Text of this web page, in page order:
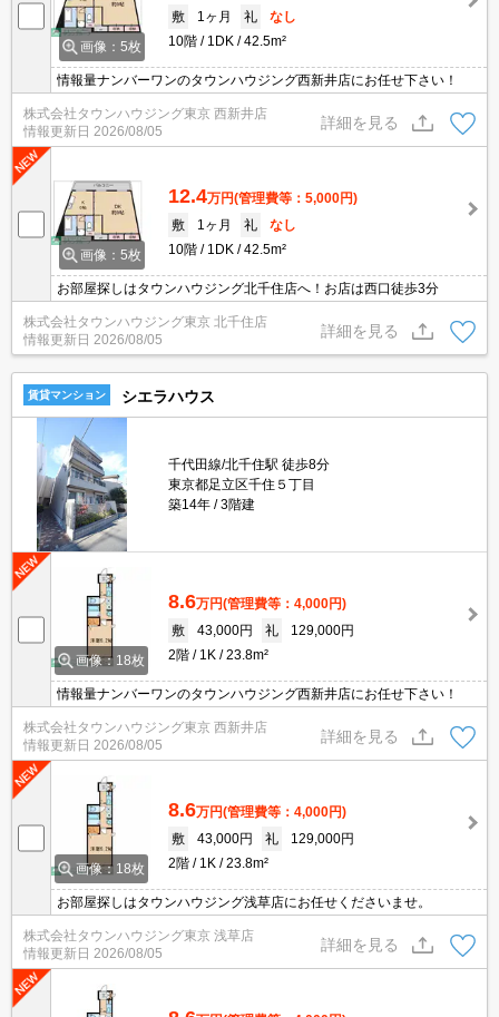
画像：5枚
敷
1ヶ月 礼
なし
10階
1DK 42.5m²
情報量ナンバーワンのタウンハウジング西新井店にお任せ下さい！
株式会社タウンハウジング東京 西新井店
情報更新日 2026/08/05
詳細を見る
画像：5枚
12.4万円(管理費等：5,000円)
敷
1ヶ月 礼
なし
10階
1DK 42.5m²
お部屋探しはタウンハウジング北千住店へ！お店は西口徒歩3分
株式会社タウンハウジング東京 北千住店
情報更新日 2026/08/05
詳細を見る
賃貸マンション シエラハウス
千代田線/北千住駅 徒歩8分
東京都足立区千住５丁目
築14年
3階建
画像：18枚
8.6万円(管理費等：4,000円)
敷
43,000円 礼
129,000円
2階
1K 23.8m²
情報量ナンバーワンのタウンハウジング西新井店にお任せ下さい！
株式会社タウンハウジング東京 西新井店
情報更新日 2026/08/05
詳細を見る
画像：18枚
8.6万円(管理費等：4,000円)
敷
43,000円 礼
129,000円
2階
1K 23.8m²
お部屋探しはタウンハウジング浅草店にお任せくださいませ。
株式会社タウンハウジング東京 浅草店
情報更新日 2026/08/05
詳細を見る